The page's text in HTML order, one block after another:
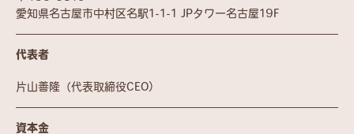
愛知県名古屋市中村区名駅1-1-1 JPタワー名古屋19F
代表者
片山善隆（代表取締役CEO）
資本金